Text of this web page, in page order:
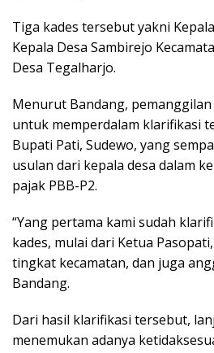
Tiga kades tersebut yakni
Kepala Desa Sambirejo
Desa Tegalharjo.
Menurut Bandang,
untuk memperdalam klarifikasi
Bupati Pati, Sudewo, yang
usulan dari kepala desa dalam
pajak PBB-P2.
“Yang pertama kami sudah
kades, mulai dari Ketua
tingkat kecamatan, dan juga
Bandang.
Dari hasil klarifikasi tersebut,
menemukan adanya